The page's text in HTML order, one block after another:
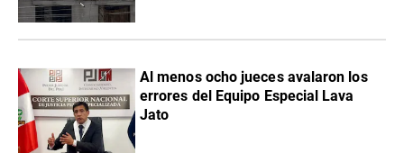
Al menos ocho jueces avalaron los
errores del Equipo Especial Lava
Jato